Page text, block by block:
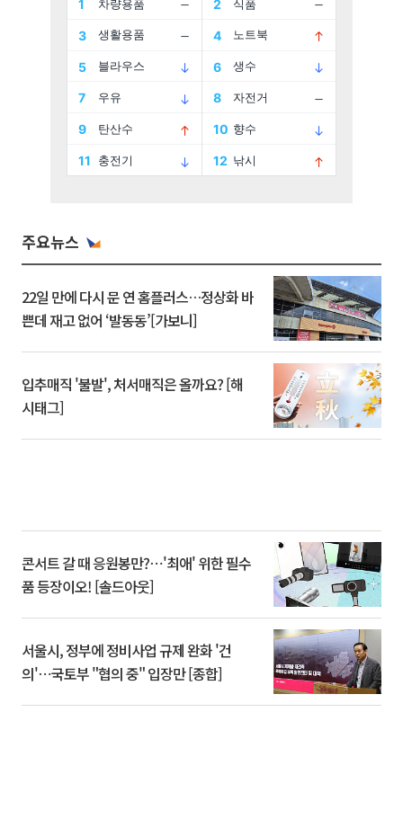
주요뉴스
22일 만에 다시 문 연 홈플러스…정상화 바
쁜데 재고 없어 ‘발동동’[가보니]
입추매직 '불발', 처서매직은 올까요? [해
시태그]
콘서트 갈 때 응원봉만?⋯'최애' 위한 필수
품 등장이오! [솔드아웃]
서울시, 정부에 정비사업 규제 완화 '건
의'⋯국토부 "협의 중" 입장만 [종합]